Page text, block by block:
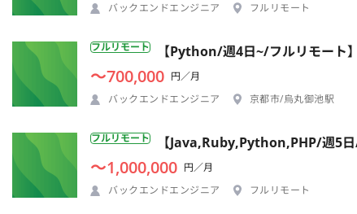
バックエンドエンジニア
フルリモート
フルリモート 【Python/週4日~/フルリモート
〜700,000 円／月
バックエンドエンジニア
京都市/烏丸御池駅
フルリモート 【Java,Ruby,Python,PHP/週5
〜1,000,000 円／月
バックエンドエンジニア
フルリモート